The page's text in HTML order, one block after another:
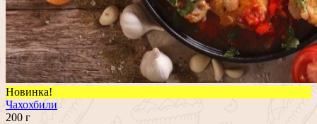
Новинка!
Чахохбили
200 г